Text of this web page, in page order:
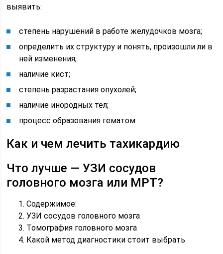
выявить:
степень нарушений в работе желудочков мозга;
определить их структуру и понять, произошли ли в
ней изменения;
наличие кист;
степень разрастания опухолей;
наличие инородных тел;
процесс образования гематом.
Как и чем лечить тахикардию
Что лучше — УЗИ сосудов
головного мозга или МРТ?
Содержимое:
УЗИ сосудов головного мозга
Томография головного мозга
Какой метод диагностики стоит выбрать